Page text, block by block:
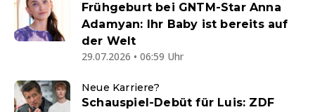
Frühgeburt bei GNTM-Star Anna
Adamyan: Ihr Baby ist bereits auf
der Welt
29.07.2026 • 06:59 Uhr
Neue Karriere?
Schauspiel-Debüt für Luis: ZDF